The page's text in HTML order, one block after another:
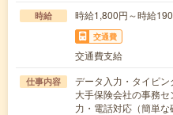
時給 時給1,800円～時給
交通費
交通費支給
仕事内容
データ入力・タイピン
大手保険会社の事務
力・電話対応（簡単な